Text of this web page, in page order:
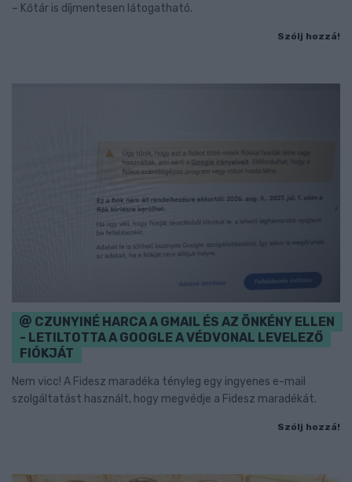
– Kőtár is díjmentesen látogatható.
Szólj hozzá!
CZUNYINÉ HARCA A GMAIL ÉS AZ ÖNKÉNY ELLEN
- LETILTOTTA A GOOGLE A VÉDVONAL LEVELEZŐ
FIÓKJÁT
Nem vicc! A Fidesz maradéka tényleg egy ingyenes e-mail
szolgáltatást használt, hogy megvédje a Fidesz maradékát.
Szólj hozzá!